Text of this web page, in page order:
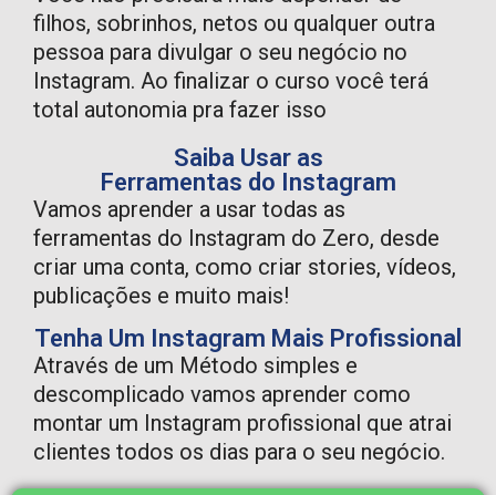
filhos, sobrinhos, netos ou qualquer outra
pessoa para divulgar o seu negócio no
Instagram. Ao finalizar o curso você terá
total autonomia pra fazer isso
Saiba Usar as
Ferramentas do Instagram
Vamos aprender a usar todas as
ferramentas do Instagram do Zero, desde
criar uma conta, como criar stories, vídeos,
publicações e muito mais!
Tenha Um Instagram Mais Profissional
Através de um Método simples e
descomplicado vamos aprender como
montar um Instagram profissional que atrai
clientes todos os dias para o seu negócio.